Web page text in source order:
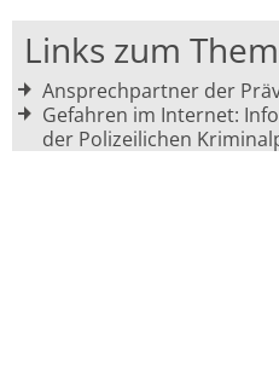
Links zum
Ansprechpartner der
Gefahren im Internet:
der Polizeilichen